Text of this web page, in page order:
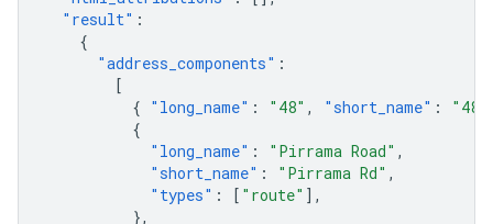
"result" :
{
"address_components" :
[
{ "long_name" : "48" , "short_name" : "48"
{
"long_name" : "Pirrama Road" ,
"short_name" : "Pirrama Rd" ,
"types" : [ "route" ],
},